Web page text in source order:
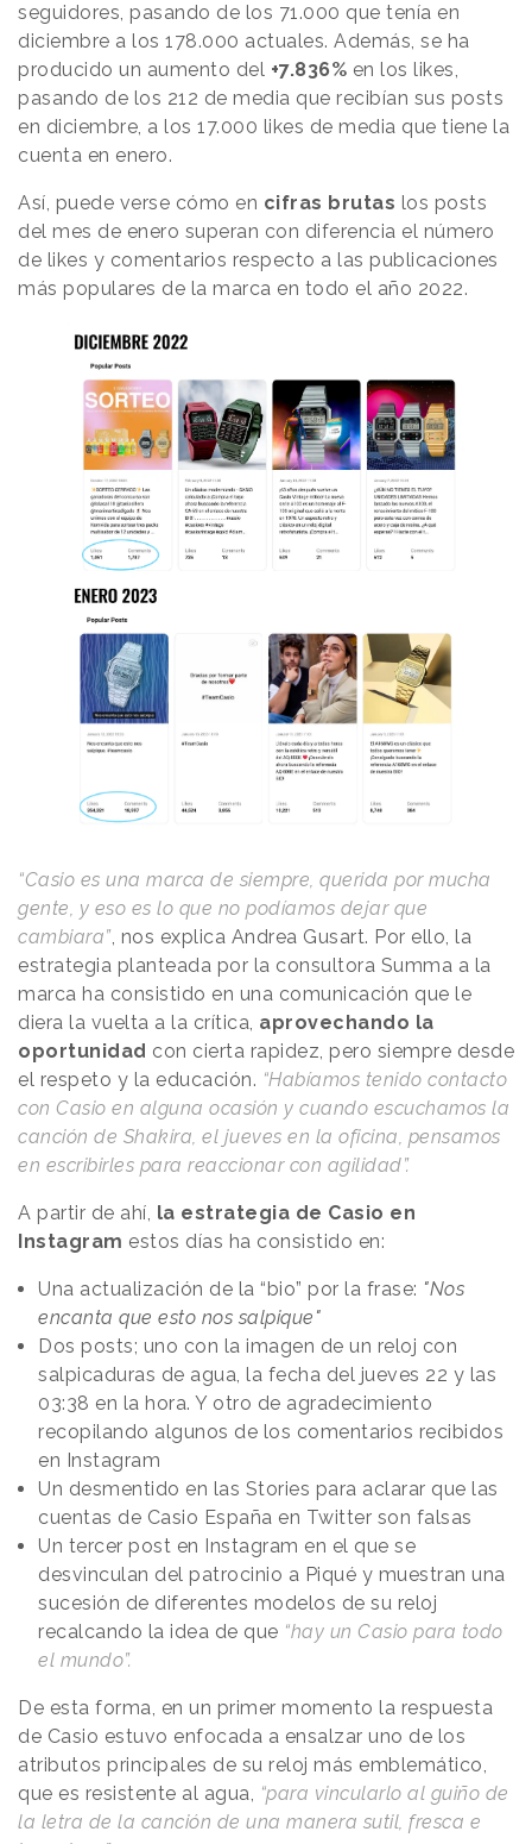
seguidores, pasando de los 71.000 que tenía en
diciembre a los 178.000 actuales. Además, se ha
producido un aumento del +7.836% en los likes,
pasando de los 212 de media que recibían sus posts
en diciembre, a los 17.000 likes de media que tiene la
cuenta en enero.
Así, puede verse cómo en cifras brutas los posts
del mes de enero superan con diferencia el número
de likes y comentarios respecto a las publicaciones
más populares de la marca en todo el año 2022.
“Casio es una marca de siempre, querida por mucha
gente, y eso es lo que no podíamos dejar que
cambiara” , nos explica Andrea Gusart. Por ello, la
estrategia planteada por la consultora Summa a la
marca ha consistido en una comunicación que le
diera la vuelta a la crítica, aprovechando la
oportunidad con cierta rapidez, pero siempre desde
el respeto y la educación. “Habíamos tenido contacto
con Casio en alguna ocasión y cuando escuchamos la
canción de Shakira, el jueves en la oficina, pensamos
en escribirles para reaccionar con agilidad”.
A partir de ahí, la estrategia de Casio en
Instagram estos días ha consistido en:
Una actualización de la “bio” por la frase: "Nos
encanta que esto nos salpique"
Dos posts; uno con la imagen de un reloj con
salpicaduras de agua, la fecha del jueves 22 y las
03:38 en la hora. Y otro de agradecimiento
recopilando algunos de los comentarios recibidos
en Instagram
Un desmentido en las Stories para aclarar que las
cuentas de Casio España en Twitter son falsas
Un tercer post en Instagram en el que se
desvinculan del patrocinio a Piqué y muestran una
sucesión de diferentes modelos de su reloj
recalcando la idea de que “hay un Casio para todo
el mundo”.
De esta forma, en un primer momento la respuesta
de Casio estuvo enfocada a ensalzar uno de los
atributos principales de su reloj más emblemático,
que es resistente al agua,
“para vincularlo al guiño de
la letra de la canción de una manera sutil, fresca e